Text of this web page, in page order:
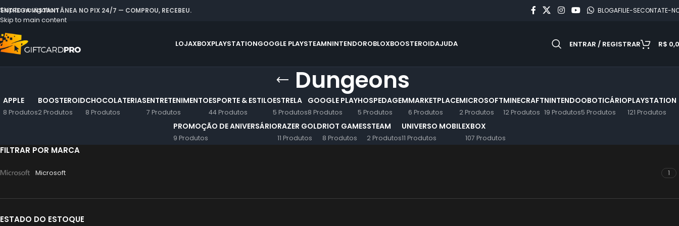
Skip to navigation
Skip to main content
ENTREGA INSTANTÂNEA NO PIX 24/7 — COMPROU, RECEBEU. BLOGAFILIE-SECONTATE-
LOJAXBOXPLAYSTATIONGOOGLE PLAYSTEAMNINTENDOROBLOXBOOSTEROIDAJUDA ENTRAR / REGISTRAR R$
Dungeons
APPLE
8 Produtos
BOOSTEROID
2 Produtos
CHOCOLATERIAS
8 Produtos
ENTRETENIMENTO
7 Produtos
ESPORTE & ESTILO
44 Produtos
ESTRELA
5 Produtos
GOOGLE PLAY
8 Produtos
HOSPEDAGEM
5 Produtos
MARKETPLACE
6 Produtos
MICROSOFT
2 Produtos
MINECRAFT
12 Produtos
NINTENDO
19 Produtos
OBOTICÁRIO
5 Produtos
PLAYSTATION
121 Produtos
PROMOÇÃO DE ANIVERSÁRIO
9 Produtos
RAZER GOLD
11 Produtos
RIOT GAMES
8 Produtos
STEAM
2 Produtos
UNIVERSO MOBILE
11 Produtos
XBOX
107 Produtos
FILTRAR POR MARCA
Microsoft 1
ESTADO DO ESTOQUE